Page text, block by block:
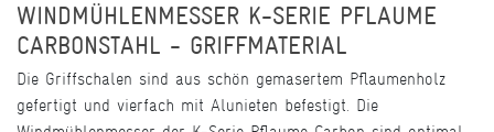
WINDMÜHLENMESSER K-SERIE PFLAUME
CARBONSTAHL - GRIFFMATERIAL
Die Griffschalen sind aus schön gemasertem Pflaumenholz
gefertigt und vierfach mit Alunieten befestigt. Die